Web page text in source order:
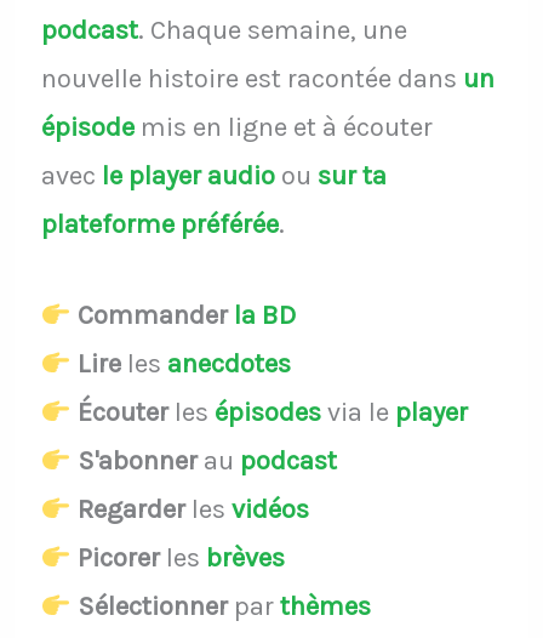
podcast. Chaque semaine, une
nouvelle histoire est racontée dans un
épisodemis en ligne et à écouter
avec le player audio ou sur ta
plateforme préférée.
Commander la BD
Lireles anecdotes
Écouterles épisodesvia le player
S'abonnerau podcast
Regarderles vidéos
Picorerles brèves
Sélectionnerparthèmes